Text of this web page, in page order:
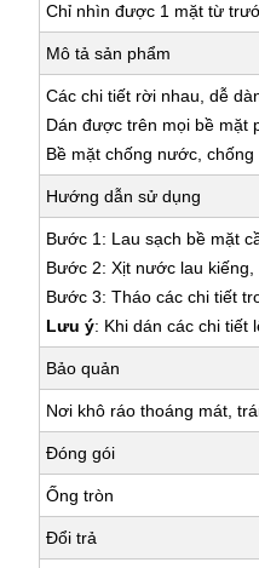
Chỉ nhìn được 1 mặt từ
Mô tả sản phẩm
Các chi tiết rời nhau, dễ
Dán được trên mọi bề mặt
Bề mặt chống nước,
Hướng dẫn sử dụng
Bước 1: Lau sạch bề mặt
Bước 2: Xịt nước lau
Bước 3: Tháo các chi tiết
Lưu ý: Khi dán các chi tiết
Bảo quản
Nơi khô ráo thoáng mát,
Đóng gói
Ống tròn
Đổi trả